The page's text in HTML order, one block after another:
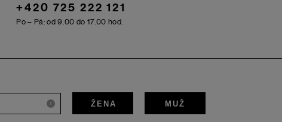
+420 725 222 121
Po – Pá: od 9.00 do 17.00 hod.
i ŽENA MUŽ